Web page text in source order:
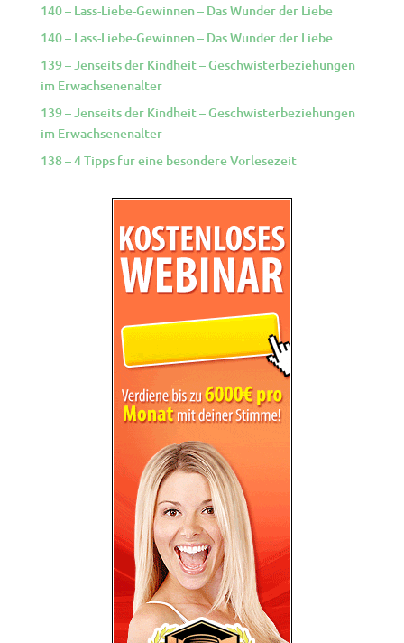
140 – Lass-Liebe-Gewinnen – Das Wunder der Liebe
140 – Lass-Liebe-Gewinnen – Das Wunder der Liebe
139 – Jenseits der Kindheit – Geschwisterbeziehungen
im Erwachsenenalter
139 – Jenseits der Kindheit – Geschwisterbeziehungen
im Erwachsenenalter
138 – 4 Tipps fur eine besondere Vorlesezeit